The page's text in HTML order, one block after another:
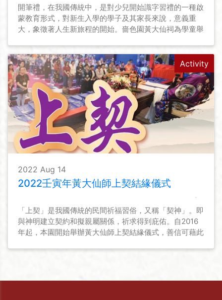
開筆禮，在我國傳統中，是對少兒開始識字習禮的一種啟
蒙教育形式，對新生入學的學子及其家長來說，意義重
大，象徵著人生新旅程的開始。嗇色園黃大仙祠為學童舉
並為他們啟蒙啟智的同時，亦能讓他們明白讀書做人的道
理，為開學前做好心態上的準備。
Activity
2022 Aug 14
2022壬寅年黃大仙師上契結緣儀式
「上契」是我國傳統的民間祈福習俗，又稱「契神」。即
與神明建立契約和擬親屬關係，祈求得到庇佑。自2016
年起，本園開始舉辦黃大仙師上契結緣儀式，善信可藉此
師結善緣的途徑之一。本園亦會為契子女恆常舉辦活動，